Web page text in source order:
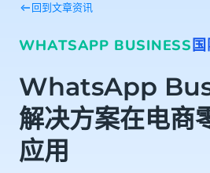
回到文章资讯
WHATSAPP BUSINESS
WhatsApp
解决方案在电商
应用